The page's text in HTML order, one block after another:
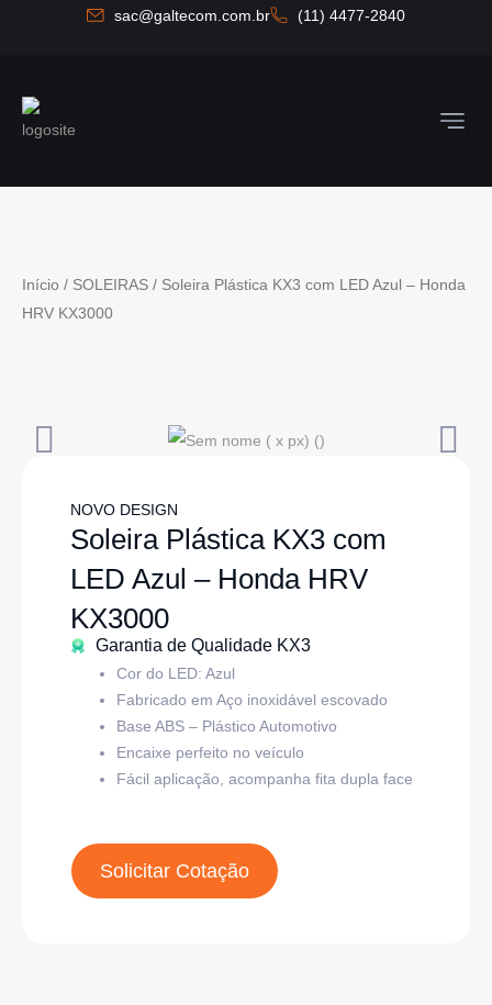
conteúdo
sac@galtecom.com.br (11) 4477-2840
Início / SOLEIRAS / Soleira Plástica KX3 com LED Azul – Honda
HRV KX3000
NOVO DESIGN
Soleira Plástica KX3 com
LED Azul – Honda HRV
KX3000
Garantia de Qualidade KX3
Cor do LED: Azul
Fabricado em Aço inoxidável escovado
Base ABS – Plástico Automotivo
Encaixe perfeito no veículo
Fácil aplicação, acompanha fita dupla face
Solicitar Cotação